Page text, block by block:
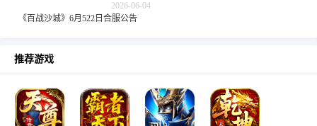
2026-06-04
《百战沙城》6月522日合服公告
推荐游戏